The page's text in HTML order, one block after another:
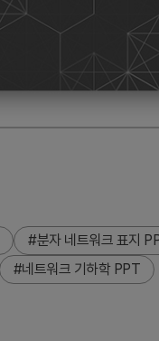
#분자 네트워크 표지
#네트워크 기하학 PPT